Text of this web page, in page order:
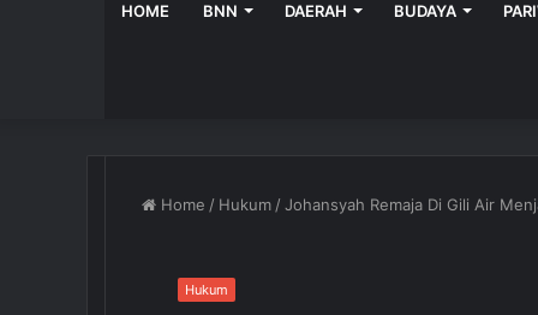
HOME BNN DAERAH BUDAYA
Home / Hukum /Johansyah Remaja Di Gili Air
Hukum